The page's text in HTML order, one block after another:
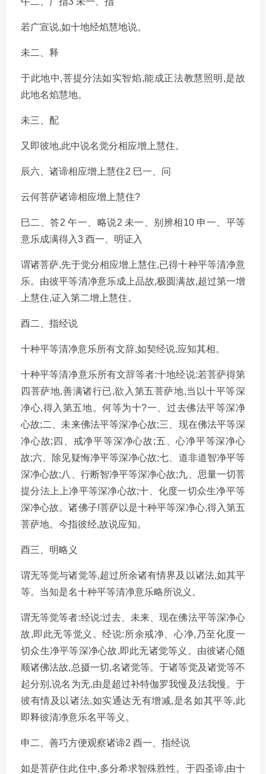
若广宣说,如十地经焰慧地说。
未二、释
于此地中,菩提分法如实智焰,能成正法教慧照明,是故
此地名焰慧地。
未三、配
又即彼地,此中说名觉分相应增上慧住。
辰六、诸谛相应增上慧住2 巳一、问
云何菩萨诸谛相应增上慧住?
巳二、答2 午一、略说2 未一、别辨相10 申一、平等
意乐成满得入3 酉一、明证入
谓诸菩萨,先于觉分相应增上慧住,已得十种平等清净意
乐。由彼平等清净意乐成上品故,极圆满故,超过第一增
上慧住,证入第二增上慧住。
酉二、指经说
十种平等清净意乐所有文辞,如契经说,应知其相。
十种平等清净意乐所有文辞等者:十地经说:若菩萨得第
四菩萨地,善满诸行已,欲入第五菩萨地,当以十平等深
净心,得入第五地。何等为十?一、过去佛法平等深净
心故;二、未来佛法平等深净心故;三、现在佛法平等深
净心故;四、戒净平等深净心故;五、心净平等深净心
故;六、除见疑悔净平等深净心故;七、道非道智净平等
深净心故;八、行断智净平等深净心故;九、思量一切菩
提分法上上净平等深净心故;十、化度一切众生净平等
深净心故。诸佛子!菩萨以是十种平等深净心,得入第五
菩萨地。今指彼经,故说应知。
酉三、明略义
谓无等觉与诸觉等,超过所余诸有情界及以诸法,如其平
等。当知是名十种平等清净意乐略所说义。
谓无等觉等者:经说:过去、未来、现在佛法平等深净心
故,即此无等觉义。经说:所余戒净、心净,乃至化度一
切众生净平等深净心故,即此无诸觉等义。由彼诸心随
顺诸佛法故,总摄一切,名诸觉等。于诸等觉及诸觉等不
起分别,说名为无,由是超过补特伽罗我慢及法我慢。于
彼有情及以诸法,如实通达无有增减,是名如其平等,此
即释彼清净意乐名平等义。
申二、善巧方便观察诸谛2 酉一、指经说
如是菩萨住此住中,多分希求智殊胜性。于四圣谛,由十